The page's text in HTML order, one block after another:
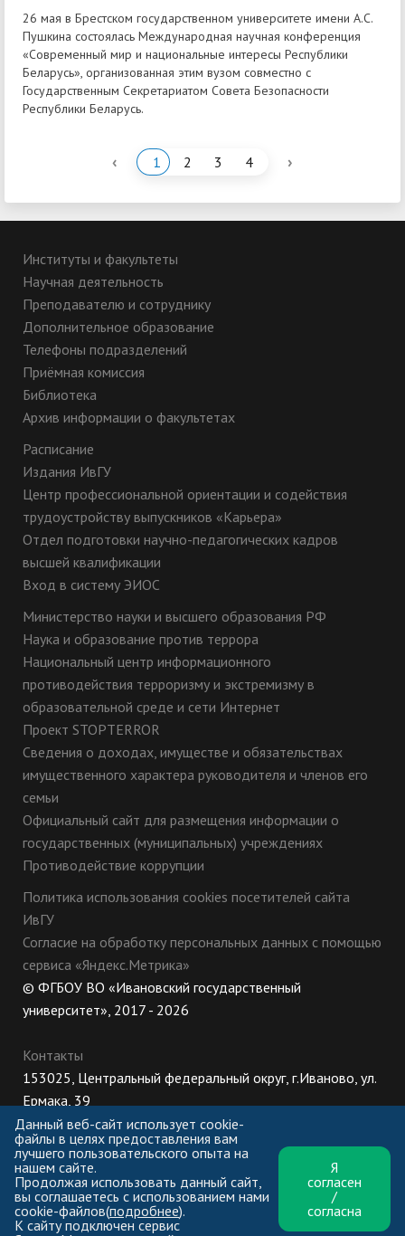
26 мая в Брестском государственном университете имени А.С.
Пушкина состоялась Международная научная конференция
«Современный мир и национальные интересы Республики
Беларусь», организованная этим вузом совместно с
Государственным Секретариатом Совета Безопасности
Республики Беларусь.
‹ 1 2 3 4 ›
Институты и факультеты
Научная деятельность
Преподавателю и сотруднику
Дополнительное образование
Телефоны подразделений
Приёмная комиссия
Библиотека
Архив информации о факультетах
Расписание
Издания ИвГУ
Центр профессиональной ориентации и содействия
трудоустройству выпускников «Карьера»
Отдел подготовки научно-педагогических кадров
высшей квалификации
Вход в систему ЭИОС
Министерство науки и высшего образования РФ
Наука и образование против террора
Национальный центр информационного
противодействия терроризму и экстремизму в
образовательной среде и сети Интернет
Проект STOPTERROR
Сведения о доходах, имуществе и обязательствах
имущественного характера руководителя и членов его
семьи
Официальный сайт для размещения информации о
государственных (муниципальных) учреждениях
Противодействие коррупции
Политика использования cookies посетителей сайта
ИвГУ
Согласие на обработку персональных данных с помощью
сервиса «Яндекс.Метрика»
© ФГБОУ ВО «Ивановский государственный
университет», 2017 - 2026
Контакты
153025, Центральный федеральный округ, г.Иваново, ул.
Ермака, 39
8 (800) 222-56-86 (Приемная комиссия), +7 (4932) 32-62-
10 (Ректорат)
ПН-ЧТ: 8:30-17:00;
ПТ: 8:30-16:00;
Данный веб-сайт использует cookie-
файлы в целях предоставления вам
лучшего пользовательского опыта на
нашем сайте.
Продолжая использовать данный сайт,
вы соглашаетесь с использованием нами
cookie-файлов(подробнее).
К сайту подключен сервис
Я
согласен
/
согласна